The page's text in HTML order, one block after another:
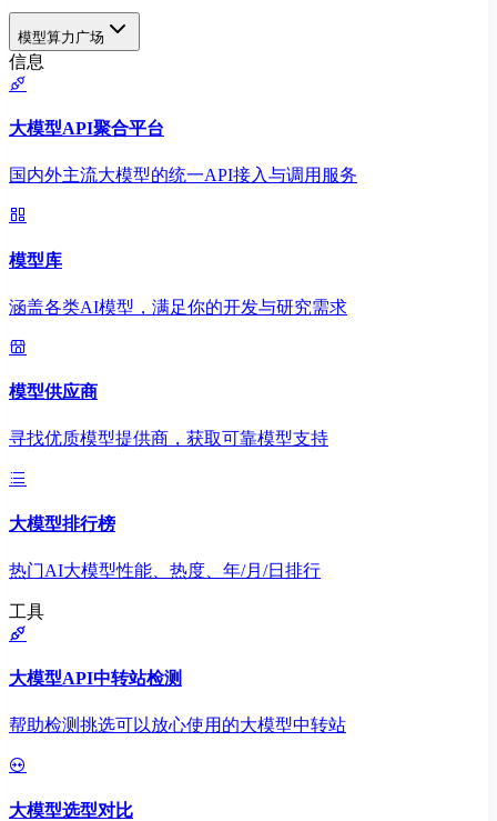
模型算力广场
信息
大模型API聚合平台
国内外主流大模型的统一API接入与调用服务
模型库
涵盖各类AI模型，满足你的开发与研究需求
模型供应商
寻找优质模型提供商，获取可靠模型支持
大模型排行榜
热门AI大模型性能、热度、年/月/日排行
工具
大模型API中转站检测
帮助检测挑选可以放心使用的大模型中转站
大模型选型对比